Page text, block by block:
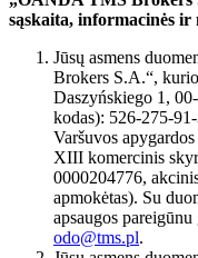
sąskaita, informacinės ir
Jūsų asmens
Brokers S.A.“,
Daszyńskiego 1,
kodas): 526-275-
Varšuvos
XIII komercinis
0000204776,
apmokėtas). Su
apsaugos
odo@tms.pl.